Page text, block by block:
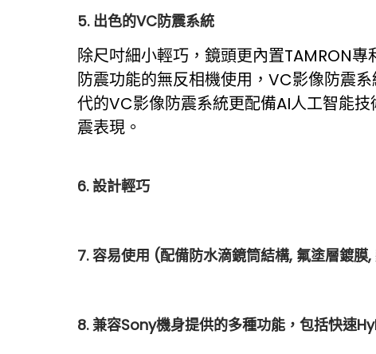
5. 出色的VC防震系統
除尺吋細小輕巧，鏡頭更內置TAMRON
防震功能的無反相機使用，VC影像防震
代的VC影像防震系統更配備AI人工智能
震表現。
6. 設計輕巧
7. 容易使用 (配備防水滴鏡筒結構, 氟塗層鍍膜
8. 兼容Sony機身提供的多種功能，包括快速